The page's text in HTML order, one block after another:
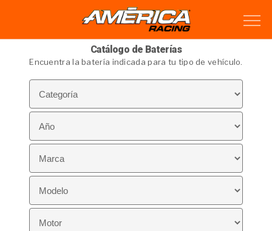
Catálogo de Baterías
Encuentra la batería indicada para tu tipo de vehículo.